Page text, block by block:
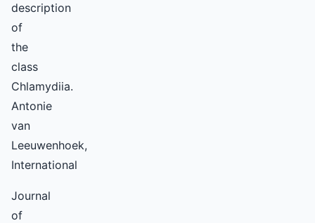
description
of
the
class
Chlamydiia.
Antonie
van
Leeuwenhoek,
International
Journal
of